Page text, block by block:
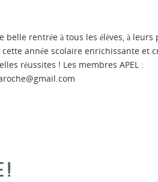
belle rentrée à tous les élèves, à
année scolaire enrichissante et
réussites ! Les membres APEL :
!